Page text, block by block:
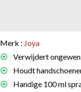
Merk : Joya
Verwijdert
Houdt
Handige 100 ml